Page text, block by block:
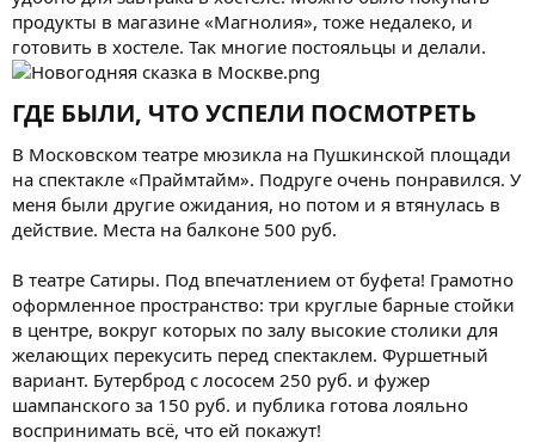
продукты в магазине «Магнолия», тоже недалеко, и
готовить в хостеле. Так многие постояльцы и делали.
ГДЕ БЫЛИ, ЧТО УСПЕЛИ ПОСМОТРЕТЬ​
В Московском театре мюзикла на Пушкинской площади
на спектакле «Праймтайм». Подруге очень понравился. У
меня были другие ожидания, но потом и я втянулась в
действие. Места на балконе 500 руб.
В театре Сатиры. Под впечатлением от буфета! Грамотно
оформленное пространство: три круглые барные стойки
в центре, вокруг которых по залу высокие столики для
желающих перекусить перед спектаклем. Фуршетный
вариант. Бутерброд с лососем 250 руб. и фужер
шампанского за 150 руб. и публика готова лояльно
воспринимать всё, что ей покажут!